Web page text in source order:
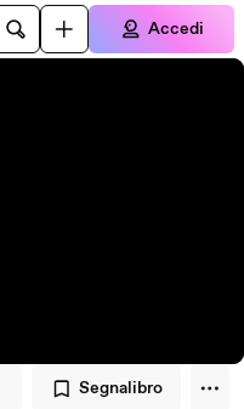
Accedi
Segnalibro